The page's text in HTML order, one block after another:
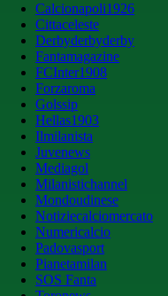
Calcionapoli1926
Cittaceleste
Derbyderbyderby
Fantamagazine
FCInter1908
Forzaroma
Golssip
Hellas1903
Ilmilanista
Juvenews
Mediagol
Milanistichannel
Mondoudinese
Notiziecalciomercato
Numericalcio
Padovasport
Pianetamilan
SOS Fanta